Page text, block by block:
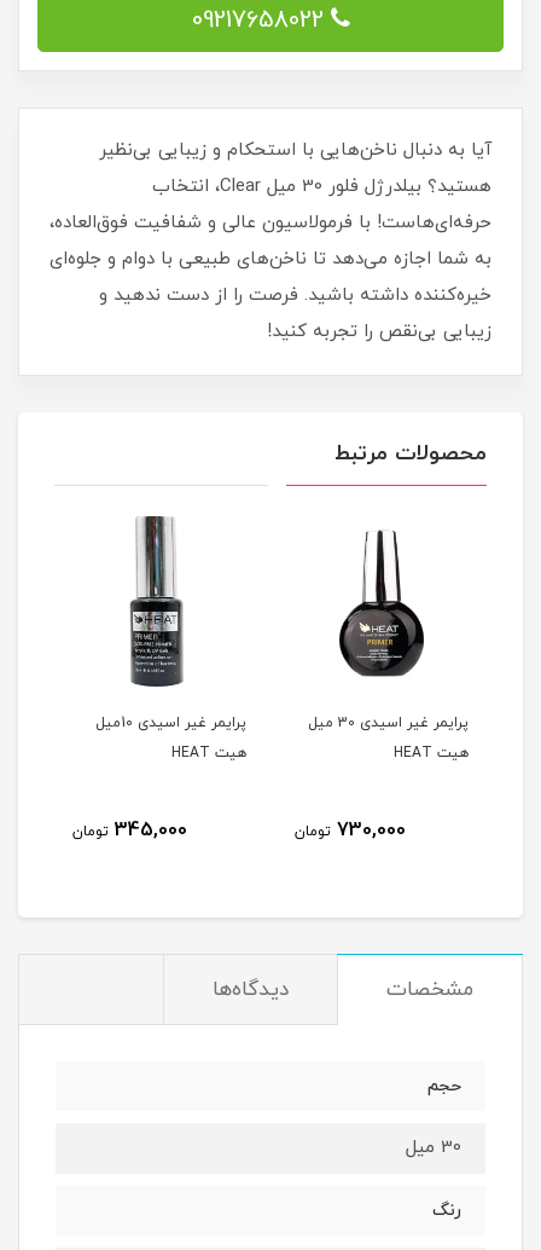
09217658022
آیا به دنبال ناخن‌هایی با استحکام و زیبایی بی‌نظیر
هستید؟ بیلدرژل فلور 30 میل Clear، انتخاب
حرفه‌ای‌هاست! با فرمولاسیون عالی و شفافیت فوق‌العاده،
به شما اجازه می‌دهد تا ناخن‌های طبیعی با دوام و جلوه‌ای
خیره‌کننده داشته باشید. فرصت را از دست ندهید و
زیبایی بی‌نقص را تجربه کنید!
محصولات مرتبط
پرایمر غیر اسیدی 30 میل
هیت HEAT
730,000 تومان
پرایمر غیر اسیدی 10میل
هیت HEAT
345,000 تومان
مشخصات دیدگاه‌ها
حجم
30 میل
رنگ